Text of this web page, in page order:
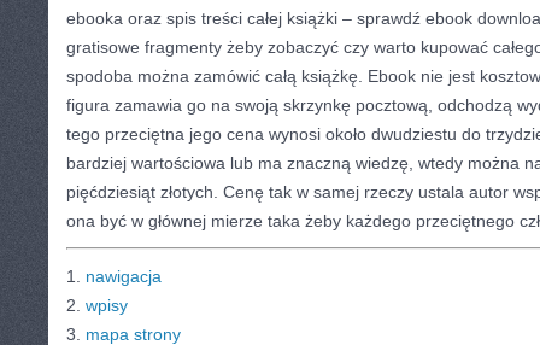
ebooka oraz spis treści całej książki – sprawdź ebook
gratisowe fragmenty żeby zobaczyć czy warto kupować
spodoba można zamówić całą książkę. Ebook nie jest
figura zamawia go na swoją skrzynkę pocztową, odchodzą
tego przeciętna jego cena wynosi około dwudziestu do
bardziej wartościowa lub ma znaczną wiedzę, wtedy można
pięćdziesiąt złotych. Cenę tak w samej rzeczy ustala autor
ona być w głównej mierze taka żeby każdego przeciętnego
1. nawigacja
2. wpisy
3. mapa strony